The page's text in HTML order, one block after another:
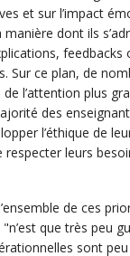
et sur l’impact
dont ils
feedbacks
Sur ce plan, de
l’attention plus
des
l’éthique de
respecter leurs
de ces
que très peu
sont